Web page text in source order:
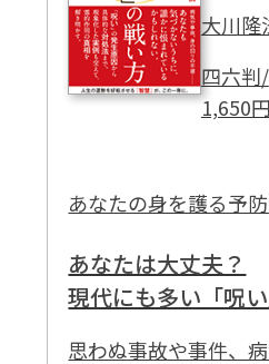
大川隆
四六判/
1,650
あなたの身を護る予
あなたは大丈夫？
現代にも多い「呪
思わぬ事故や事件、